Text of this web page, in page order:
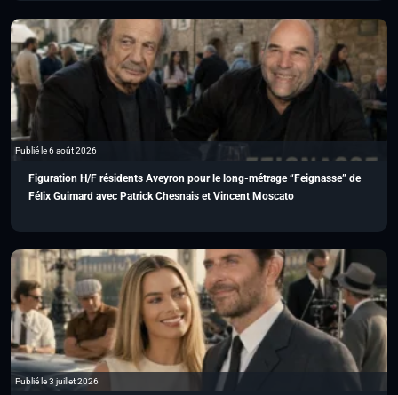
Publié le 6 août 2026
Figuration H/F résidents Aveyron pour le long-métrage “Feignasse” de
Félix Guimard avec Patrick Chesnais et Vincent Moscato
Publié le 3 juillet 2026